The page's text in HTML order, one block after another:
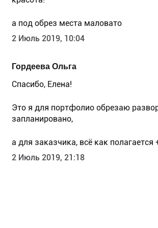
а под обрез места маловато
2 Июль 2019, 10:04
Гордеева Ольга
Спасибо, Елена!
Это я для портфолио обрезаю
запланировано,
а для заказчика, всё как
2 Июль 2019, 21:18